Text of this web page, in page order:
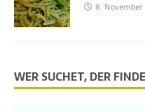
8. November
WER SUCHET, DER